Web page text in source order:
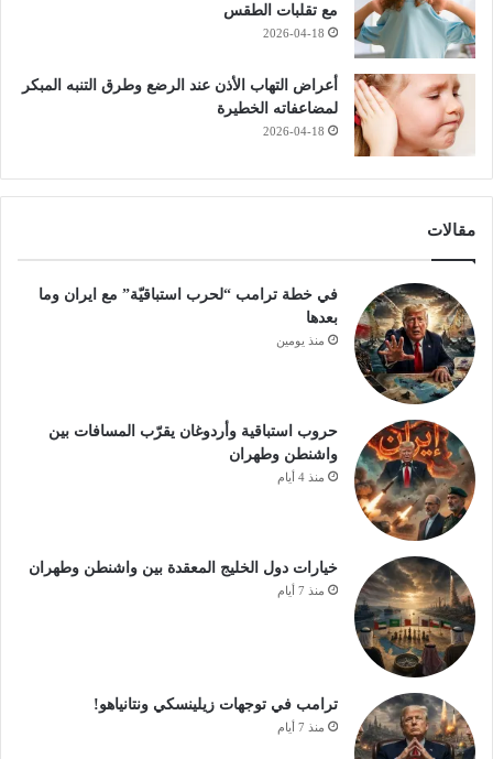
مع تقلبات الطقس
2026-04-18
أعراض التهاب الأذن عند الرضع وطرق التنبه المبكر
لمضاعفاته الخطيرة
2026-04-18
مقالات
في خطة ترامب “لحرب استباقيّة” مع ايران وما
بعدها
منذ يومين
حروب استباقية وأردوغان يقرّب المسافات بين
واشنطن وطهران
منذ 4 أيام
خيارات دول الخليج المعقدة بين واشنطن وطهران
منذ 7 أيام
ترامب في توجهات زيلينسكي ونتانياهو!
منذ 7 أيام